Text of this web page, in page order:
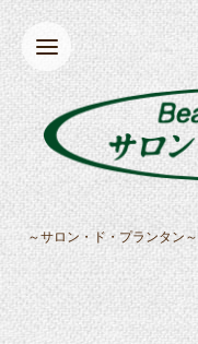
～サロン・ド・プランタン